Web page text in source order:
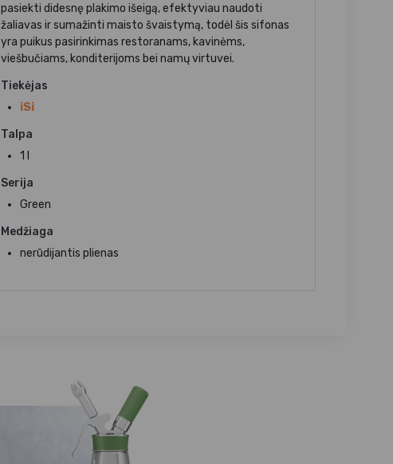
pasiekti didesnę plakimo išeigą, efektyviau naudoti
žaliavas ir sumažinti maisto švaistymą, todėl šis sifonas
yra puikus pasirinkimas restoranams, kavinėms,
viešbučiams, konditerijoms bei namų virtuvei.
Tiekėjas
iSi
Talpa
1 l
Serija
Green
Medžiaga
nerūdijantis plienas